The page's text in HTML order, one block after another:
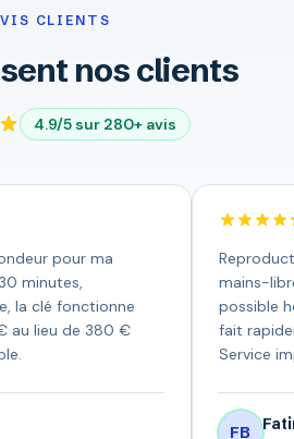
CLIENTS
nos clients
4.9/5 sur 280+ avis
pour ma
minutes,
la clé fonctionne
au lieu de 380 €
mains-
possible
fait
Service
FB